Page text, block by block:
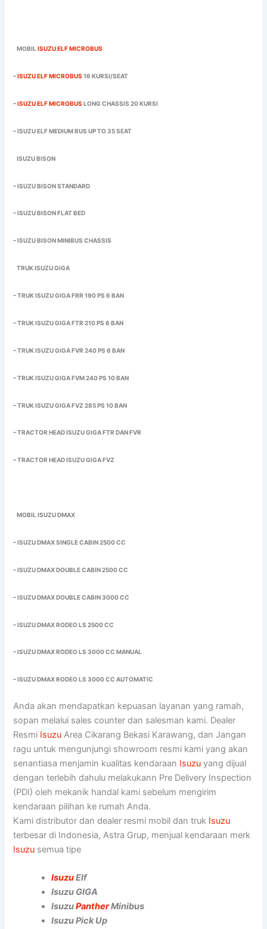
MOBILISUZU ELF MICROBUS
–ISUZU ELF MICROBUS 16 KURSI/SEAT
–ISUZU ELF MICROBUS LONG CHASSIS 20 KURSI
– ISUZU ELF MEDIUM BUS UP TO 35 SEAT
ISUZU BISON
– ISUZU BISON STANDARD
– ISUZU BISON FLAT BED
– ISUZU BISON MINIBUS CHASSIS
TRUK ISUZU GIGA
– TRUK ISUZU GIGA FRR 190 PS 6 BAN
– TRUK ISUZU GIGA FTR 210 PS 6 BAN
– TRUK ISUZU GIGA FVR 240 PS 6 BAN
– TRUK ISUZU GIGA FVM 240 PS 10 BAN
– TRUK ISUZU GIGA FVZ 285 PS 10 BAN
– TRACTOR HEAD ISUZU GIGA FTR DAN FVR
– TRACTOR HEAD ISUZU GIGA FVZ
MOBIL ISUZU DMAX
– ISUZU DMAX SINGLE CABIN 2500 CC
– ISUZU DMAX DOUBLE CABIN 2500 CC
– ISUZU DMAX DOUBLE CABIN 3000 CC
– ISUZU DMAX RODEO LS 2500 CC
– ISUZU DMAX RODEO LS 3000 CC MANUAL
– ISUZU DMAX RODEO LS 3000 CC AUTOMATIC
Anda akan mendapatkan kepuasan layanan yang ramah,
sopan melalui sales counter dan salesman kami. Dealer
Resmi Isuzu Area Cikarang Bekasi Karawang, dan Jangan
ragu untuk mengunjungi showroom resmi kami yang akan
senantiasa menjamin kualitas kendaraan Isuzu yang dijual
dengan terlebih dahulu melakukann Pre Delivery Inspection
(PDI) oleh mekanik handal kami sebelum mengirim
kendaraan pilihan ke rumah Anda.
Kami distributor dan dealer resmi mobil dan truk Isuzu
terbesar di Indonesia, Astra Grup, menjual kendaraan merk
Isuzu semua tipe
IsuzuElf
Isuzu GIGA
IsuzuPantherMinibus
Isuzu Pick Up